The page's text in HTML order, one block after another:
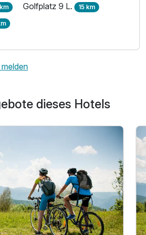
p.P. ab70,00 €
Golfplatz 9 L. 15 km
dieses Hotels